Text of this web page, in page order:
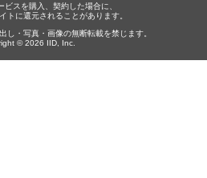
ビスを購入、契約した場合に、
トに還元されることがあります。
し・写真・画像の無断転載を禁じます。
© 2026 IID, Inc.